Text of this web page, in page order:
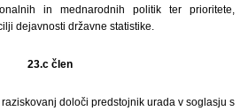
in mednarodnih politik ter prioritete,
dejavnosti državne statistike.
23.c člen
določi predstojnik urada v soglasju s